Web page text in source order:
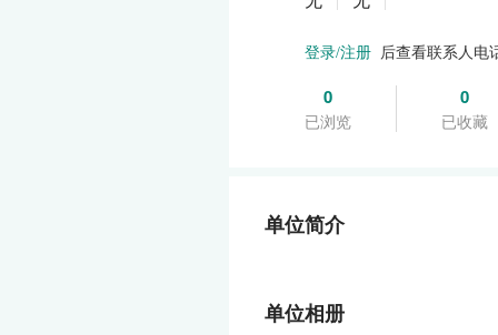
登录/注册 后查看联系人电
0
已浏览
0
已收藏
单位简介
单位相册